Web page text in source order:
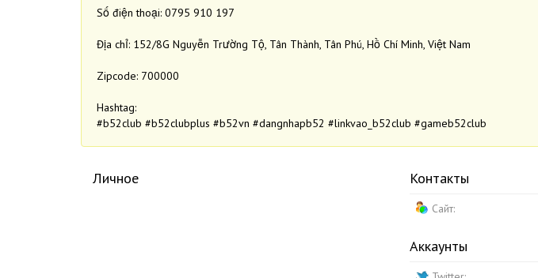
Số điện thoại: 0795 910 197
Địa chỉ: 152/8G Nguyễn Trường Tộ, Tân Thành, Tân Phú, Hồ Chí Minh, Việt Nam
Zipcode: 700000
Hashtag:
#b52club #b52clubplus #b52vn #dangnhapb52 #linkvao_b52club #gameb52club
Личное Контакты
Сайт:
Аккаунты